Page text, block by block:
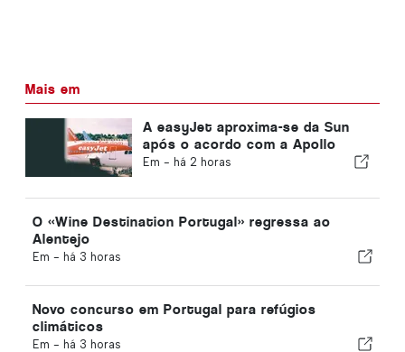
Mais em
A easyJet aproxima-se da Sun
após o acordo com a Apollo
Em - há 2 horas
O «Wine Destination Portugal» regressa ao
Alentejo
Em - há 3 horas
Novo concurso em Portugal para refúgios
climáticos
Em - há 3 horas